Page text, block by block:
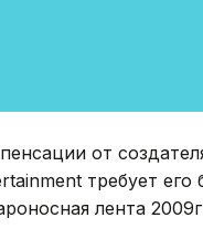
от
требует
лента